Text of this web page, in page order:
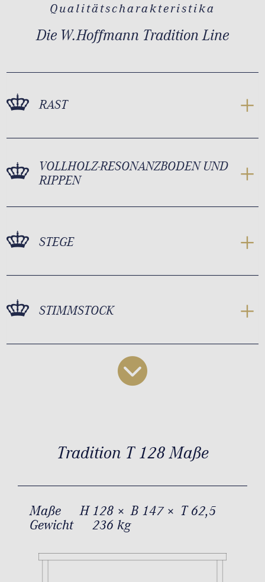
Qualitätscharakteristika
Die W.Hoffmann Tradition Line
RAST
VOLLHOLZ-RESONANZBODEN UND
RIPPEN
STEGE
STIMMSTOCK
Tradition T 128 Maße
Maße
H 128 × B 147 × T 62,5
Gewicht
236 kg